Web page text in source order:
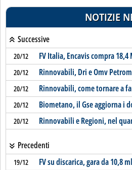
NOTIZIE
Successive
20/12 FV Italia, Encavis compra
20/12 Rinnovabili, Dri e Omv
20/12 Rinnovabili, come tornare a
20/12 Biometano, il Gse aggiorna i
20/12 Rinnovabili e Regioni, nel
Precedenti
19/12 FV su discarica, gara da 10,8